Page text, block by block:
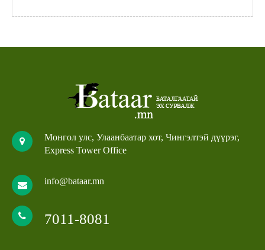
Монгол улс, Улаанбаатар хот, Чингэлтэй дүүрэг,
Express Tower Office
info@bataar.mn
7011-8081